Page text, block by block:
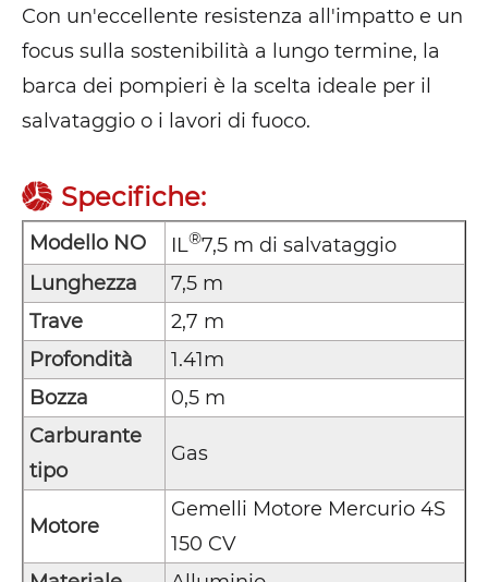
Con un'eccellente resistenza all'impatto e un
focus sulla sostenibilità a lungo termine, la
barca dei pompieri è la scelta ideale per il
salvataggio o i lavori di fuoco.
Specifiche:
Modello NO IL®7,5 m di salvataggio
Lunghezza
7,5 m
Trave
2,7 m
Profondità
1.41m
Bozza
0,5 m
Carburante
tipo
Gas
Motore
Gemelli Motore Mercurio 4S
150 CV